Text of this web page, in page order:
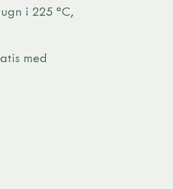
i 225 °C,
med